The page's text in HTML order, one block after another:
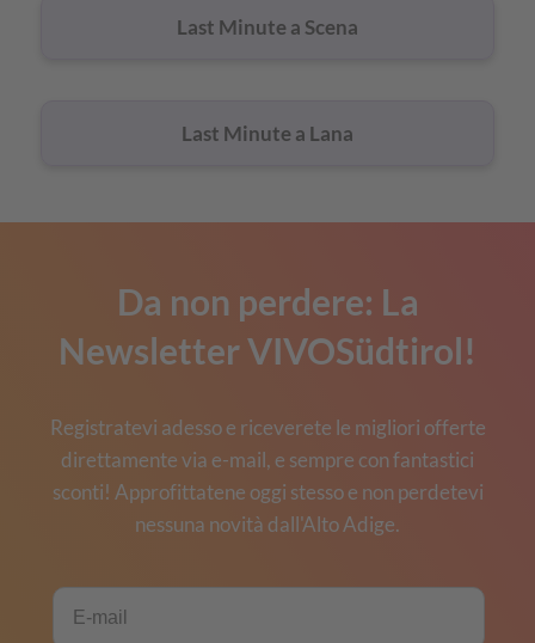
Last Minute a Scena
Last Minute a Lana
Da non perdere: La
Newsletter VIVOSüdtirol!
Registratevi adesso e riceverete le migliori offerte
direttamente via e-mail, e sempre con fantastici
sconti! Approfittatene oggi stesso e non perdetevi
nessuna novità dall'Alto Adige.